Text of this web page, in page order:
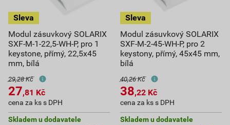
Modul zásuvkový SOLARIX
SXF-M-1-22,5-WH-P, pro 1
keystone, přímý, 22,5x45
mm, bílá
29,28 Kč
27,81 Kč
cena za ks s DPH
Skladem u dodavatele
Modul zásuvkový SOLARIX
SXF-M-2-45-WH-P, pro 2
keystony, přímý, 45x45 mm,
bílá
40,26 Kč
38,22 Kč
cena za ks s DPH
Skladem u dodavatele